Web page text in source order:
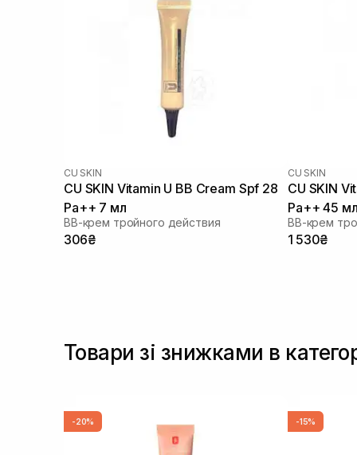
CU SKIN
CU SKIN Vitamin U BB Cream Spf 28
Pa++ 7 мл
BB-крем тройного действия
306₴
CU SKIN
CU SKIN
Pa++ 45 мл
BB-крем
1 530₴
Товари зі знижками в
-20% -15%